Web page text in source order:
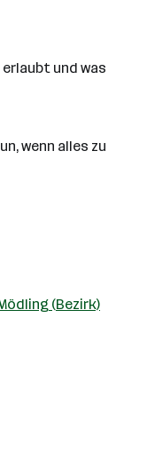
und was
wenn alles zu
(Bezirk)